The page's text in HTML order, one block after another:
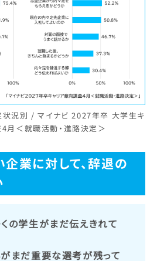
状況別 / マイナビ 2027年卒 大学生キ
月＜就職活動・進路決定＞
業に対して、辞退の
の学生がまだ伝えきれて
まだ重要な選考が残って